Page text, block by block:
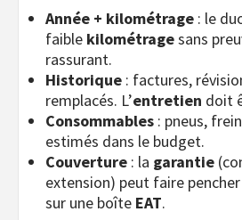
Année + kilométrage : le
faible kilométragesans
rassurant.
Historique : factures,
remplacés. L’entretien doit
Consommables : pneus,
estimés dans le budget.
Couverture : la garantie
extension) peut faire
sur une boîte EAT.